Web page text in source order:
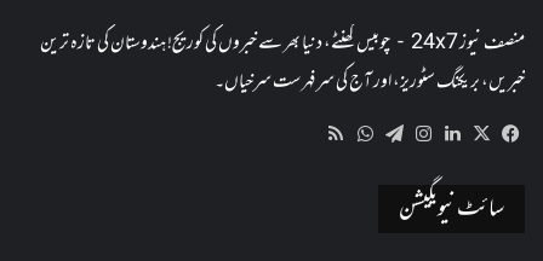
منصف نیوز 24x7 - چوبیس گھنٹے، دنیا بھر سے خبروں کی کوریج! ہندوستان کی تازہ ترین
خبریں، بریکنگ سٹوریز، اور آج کی سرفہرست سرخیاں۔
Facebook
X
LinkedIn
Instagram
Telegram
WhatsApp
سائٹ نیویگیشن